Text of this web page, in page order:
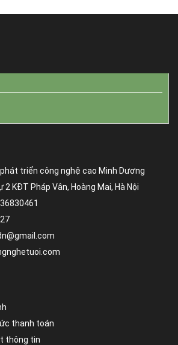
triển công nghệ cao Minh Dương
2 KĐT Pháp Vân, Hoàng Mai, Hà Nội
thanh toán
thông tin